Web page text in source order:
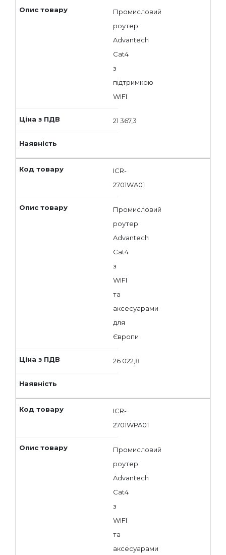
Промисловий
роутер
Advantech
Cat4
з
підтримкою
WIFI
21 367,3
ICR-
2701WA01
Промисловий
роутер
Advantech
Cat4
з
WIFI
та
аксесуарами
для
Європи
26 022,8
ICR-
2701WPA01
Промисловий
роутер
Advantech
Cat4
з
WIFI
та
аксесуарами